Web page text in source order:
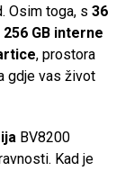
Osim toga, s 36
256 GB interne
, prostora
gdje vas život
BV8200
Kad je